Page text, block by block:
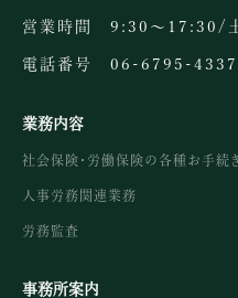
営業時間 9:30～17:30/
電話番号 06-6795-4337
業務内容
社会保険・労働保険の各種お手続
人事労務関連業務
労務監査
事務所案内